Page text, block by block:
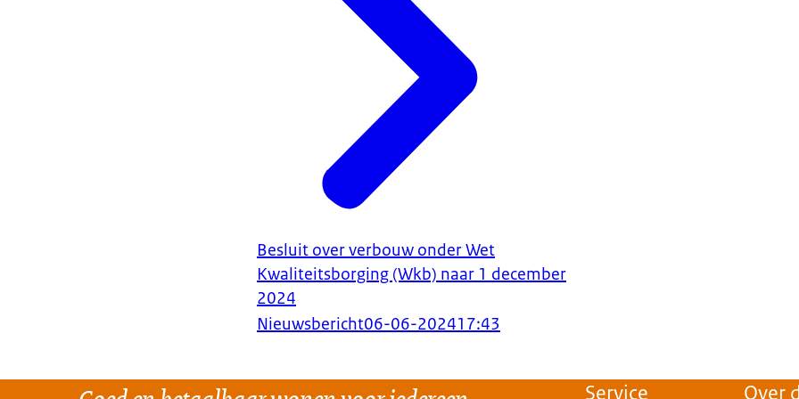
Besluit over verbouw onder Wet
Kwaliteitsborging (Wkb) naar 1 december
2024
Nieuwsbericht06-06-202417:43
Service Over